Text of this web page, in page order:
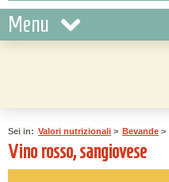
Menu
Sei in: Valori nutrizionali > Bevande >
Vino rosso, sangiovese